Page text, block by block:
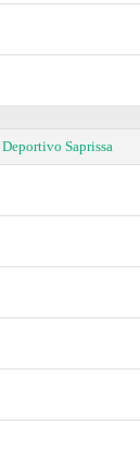
Deportivo Saprissa